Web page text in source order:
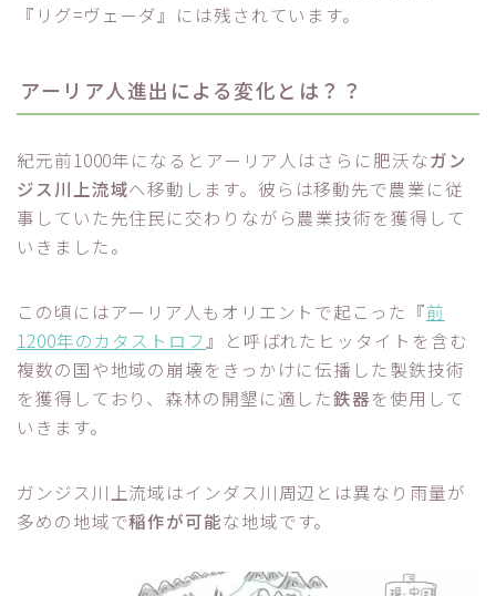
『リグ=ヴェーダ』には残されています。
アーリア人進出による変化とは？？
紀元前1000年になるとアーリア人はさらに肥沃なガン
ジス川上流域へ移動します。彼らは移動先で農業に従
事していた先住民に交わりながら農業技術を獲得して
いきました。
この頃にはアーリア人もオリエントで起こった『前
1200年のカタストロフ 』と呼ばれたヒッタイトを含む
複数の国や地域の崩壊をきっかけに伝播した製鉄技術
を獲得しており、森林の開墾に適した鉄器を使用して
いきます。
ガンジス川上流域はインダス川周辺とは異なり雨量が
多めの地域で稲作が可能な地域です。